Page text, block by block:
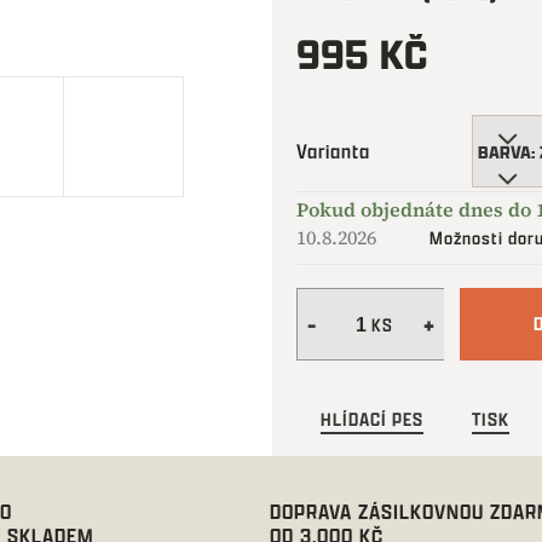
995 KČ
Varianta
10.8.2026 Možnosti
HLÍDACÍ PES TISK
SKLADEM
DOPRAVA ZÁSILKOVNOU
OD 3.000 KČ